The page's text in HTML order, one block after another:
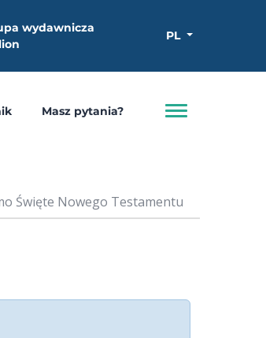
wydawnicza
PL
Masz pytania?
Święte Nowego Testamentu